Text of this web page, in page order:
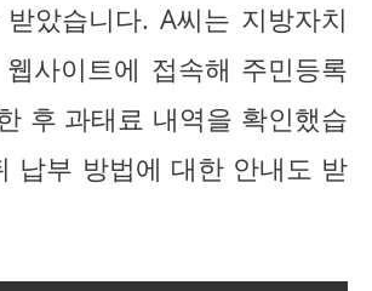
았습니다. A씨는 지방자치
사이트에 접속해 주민등록
후 과태료 내역을 확인했습
납부 방법에 대한 안내도 받